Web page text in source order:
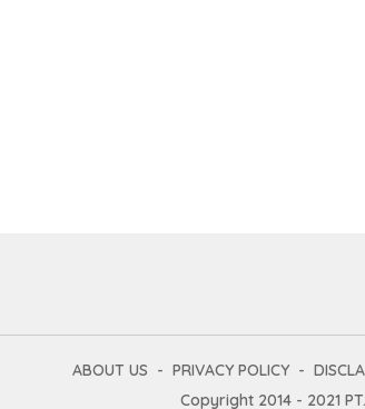
ABOUT US PRIVACY POLICY
Copyright 2014 - 2021